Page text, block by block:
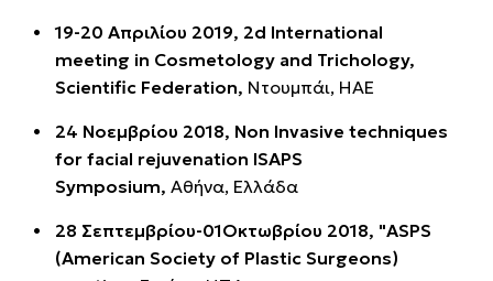
19-20 Aπριλίου 2019, 2d International
meeting in Cosmetology and Trichology,
Scientific Federation, Ντουμπάι, ΗΑΕ
24 Noεμβρίου 2018, Non Invasive techniques
for facial rejuvenation ISAPS
Symposium, Αθήνα, Ελλάδα
28 Σεπτεμβρίου-01Oκτωβρίου 2018, "ASPS
(American Society of Plastic Surgeons)